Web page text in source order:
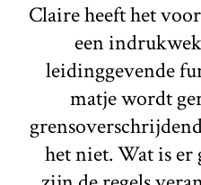
Claire heeft het
een
leidinggevende
matje wordt
het niet. Wat is er